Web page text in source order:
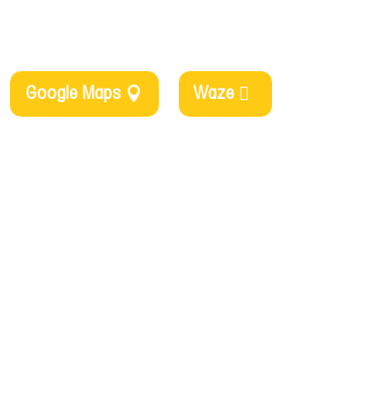
Google Maps Waze